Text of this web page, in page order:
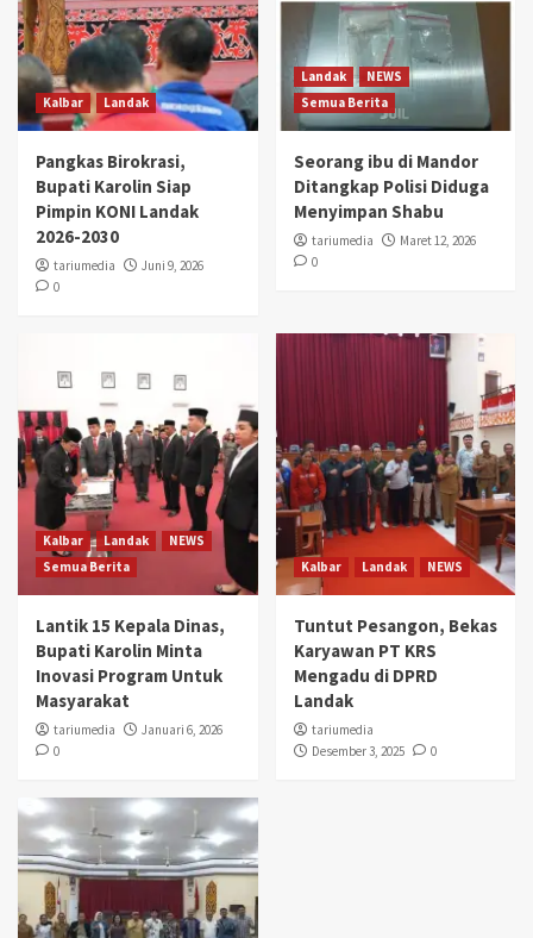
Kalbar Landak
Pangkas Birokrasi,
Bupati Karolin Siap
Pimpin KONI Landak
2026-2030
tariumedia
Juni 9, 2026
0
Landak
NEWS
Semua Berita
Seorang ibu di Mandor
Ditangkap Polisi Diduga
Menyimpan Shabu
tariumedia
Maret 12, 2026
0
Kalbar Landak
NEWS
Semua Berita
Lantik 15 Kepala Dinas,
Bupati Karolin Minta
Inovasi Program Untuk
Masyarakat
tariumedia
Januari 6, 2026
0
Kalbar Landak NEWS
Tuntut Pesangon, Bekas
Karyawan PT KRS
Mengadu di DPRD
Landak
tariumedia
Desember 3, 2025
0